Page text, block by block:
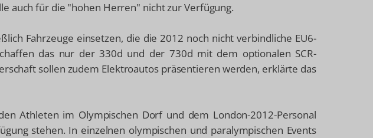
auch für die "hohen Herren" nicht zur Verfügung.
Fahrzeuge einsetzen, die die 2012 noch nicht verbindliche EU6-
das nur der 330d und der 730d mit dem optionalen SCR-
sollen zudem Elektroautos präsentieren werden, erklärte das
Athleten im Olympischen Dorf und dem London-2012-Personal
stehen. In einzelnen olympischen und paralympischen Events